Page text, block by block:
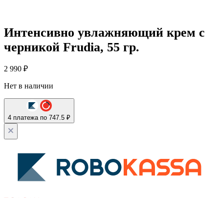
Интенсивно увлажняющий крем с
черникой Frudia, 55 гр.
2 990 ₽
Нет в наличии
4 платежа по 747.5 ₽